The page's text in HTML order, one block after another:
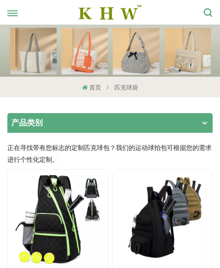
首页 匹克球袋
产品类别
正在寻找带有您标志的定制匹克球包？我们的运动球拍包可根据您的需求
进行个性化定制。